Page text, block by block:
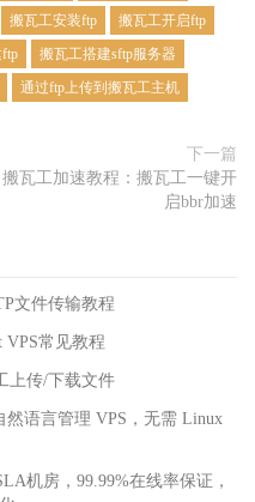
搬瓦工安装ftp
搬瓦工开启ftp
搬瓦工搭建sftp服务器
通过ftp上传到搬瓦工主机
下一篇
搬瓦工加速教程：搬瓦工一键开
启bbr加速
文件传输教程
VPS常见教程
上传/下载文件
语言管理 VPS，无需 Linux
机房，99.99%在线率保证，